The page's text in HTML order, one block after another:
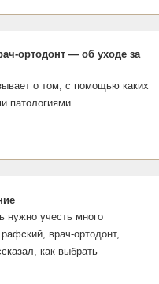
ортодонт — об уходе за
о том, с помощью каких
патологиями.
нужно учесть много
врач-ортодонт,
как выбрать